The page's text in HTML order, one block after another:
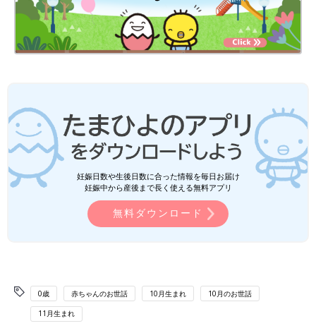
妊娠日数や生後日数に合った情報を毎日お届け
妊娠中から産後まで長く使える無料アプリ
無料ダウンロード
0歳 赤ちゃんのお世話 10月生まれ 10月のお世話
11月生まれ